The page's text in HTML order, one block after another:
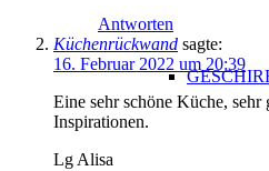
Antworten
Küchenrückwand sagte:
16. Februar 2022 um 20:39
Eine sehr schöne Küche,
Inspirationen.
Lg Alisa